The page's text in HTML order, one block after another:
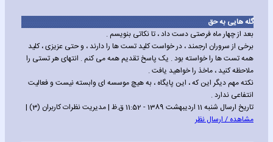
گله هایی به حق
بعد از چهار ماه فرصتی دست داد ، تا نکاتی بنویسم .
برخی از سروران ارجمند ، در خواست کلید تست ها را دارند ، و حتی عزیزی ، کلید
همه تست ها را خواسته بود . یک پاسخ تقدیم همه می کنم . انتهای هر تستی را
ملاحظه کنید ، ماخذ را خواهید یافت .
نکته مهم دیگر این که ، این پایگاه ، به هیچ موسسه ای وابسته نیست و فعالیت
انتفاعی ندارد .
تاریخ ارسال شنبه 11 اردیبهشت 1389 - 11:52 ق.ظ | مدیریت نظرات کاربران (3) |
مشاهده / ارسال نظر